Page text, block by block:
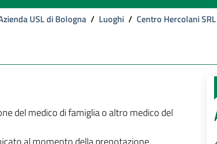
USL di Bologna / Luoghi / Centro Hercolani SRL
del medico di famiglia o altro medico del